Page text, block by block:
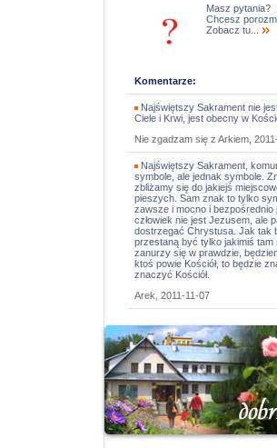
Masz pytania?
Chcesz
Zobacz tu...
Komentarze:
Najświętszy Sakrament nie
Ciele i Krwi, jest obecny w
Nie zgadzam się z Arkiem,
Najświętszy Sakrament,
symbole, ale jednak symbole.
zbliżamy się do jakiejś
pieszych. Sam znak to tylko
zawsze i mocno i
człowiek nie jest Jezusem, ale
dostrzegać Chrystusa. Jak tak
przestaną być tylko jakimiś
zanurzy się w prawdzie,
ktoś powie Kościół, to będzie
znaczyć Kościół.
Arek, 2011-11-07